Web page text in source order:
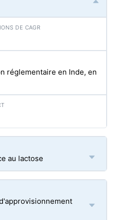
réglementaire en Inde, en
au lactose